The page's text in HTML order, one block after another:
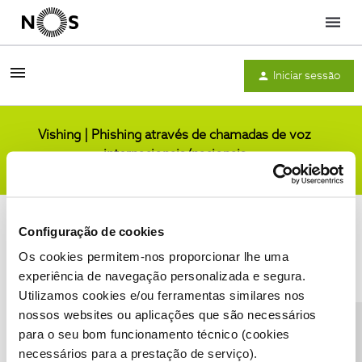
Configuração de cookies
Os cookies permitem-nos proporcionar lhe uma
experiência de navegação personalizada e segura.
Utilizamos cookies e/ou ferramentas similares nos
nossos websites ou aplicações que são necessários
para o seu bom funcionamento técnico (cookies
necessários para a prestação de serviço).
Menu
Iniciar sessão
Vishing | Phishing através de chamadas de voz
internacionais/nacionais
Condições do Fórum NOS Accessibility statement